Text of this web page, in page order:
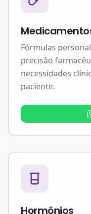
Fórmulas
precisão
necessidades
paciente.
Hormônios